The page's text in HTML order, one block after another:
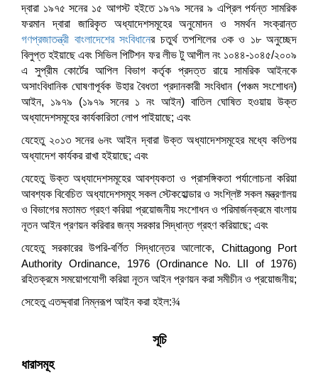
দ্বারা ১৯৭৫ সনের ১৫ আগস্ট হইতে ১৯৭৯ সনের ৯ এপ্রিল পর্যন্ত সামরিক
ফরমান দ্বারা জারিকৃত অধ্যাদেশসমূহের অনুমোদন ও সমর্থন সংক্রান্ত
গণপ্রজাতন্ত্রী বাংলাদেশের সংবিধানের চতুর্থ তপশিলের ৩ক ও ১৮ অনুচ্ছেদ
বিলুপ্ত হইয়াছে এবং সিভিল পিটিশন ফর লীভ টু আপীল নং ১০৪৪-১০৪৫/২০০৯
এ সুপ্রীম কোর্টের আপিল বিভাগ কর্তৃক প্রদত্ত রায়ে সামরিক আইনকে
অসাংবিধানিক ঘোষণাপূর্বক উহার বৈধতা প্রদানকারী সংবিধান (পঞ্চম সংশোধন)
আইন, ১৯৭৯ (১৯৭৯ সনের ১ নং আইন) বাতিল ঘোষিত হওয়ায় উক্ত
অধ্যাদেশসমূহের কার্যকারিতা লোপ পাইয়াছে; এবং
যেহেতু ২০১৩ সনের ৬নং আইন দ্বারা উক্ত অধ্যাদেশসমূহের মধ্যে কতিপয়
অধ্যাদেশ কার্যকর রাখা হইয়াছে; এবং
যেহেতু উক্ত অধ্যাদেশসমূহের আবশ্যকতা ও প্রাসঙ্গিকতা পর্যালোচনা করিয়া
আবশ্যক বিবেচিত অধ্যাদেশসমূহ সকল স্টেকহোল্ডার ও সংশ্লিষ্ট সকল মন্ত্রণালয়
ও বিভাগের মতামত গ্রহণ করিয়া প্রয়োজনীয় সংশোধন ও পরিমার্জনক্রমে বাংলায়
নূতন আইন প্রণয়ন করিবার জন্য সরকার সিদ্ধান্ত গ্রহণ করিয়াছে; এবং
যেহেতু সরকারের উপরি-বর্ণিত সিদ্ধান্তের আলোকে, Chittagong Port
Authority Ordinance, 1976(Ordinance No. LII of 1976)
রহিতক্রমেসময়োপযোগী করিয়া নূতন আইন প্রণয়ন করা সমীচীন ও প্রয়োজনীয়;
সেহেতু এতদ্দ্বারা নিম্নরূপ আইন করা হইল:¾
সূচি
ধারাসমূহ